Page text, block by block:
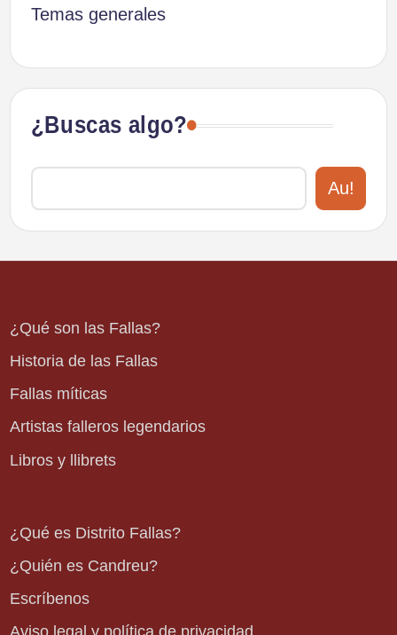
Temas generales
¿Buscas algo?
Au!
¿Qué son las Fallas?
Historia de las Fallas
Fallas míticas
Artistas falleros legendarios
Libros y llibrets
¿Qué es Distrito Fallas?
¿Quién es Candreu?
Escríbenos